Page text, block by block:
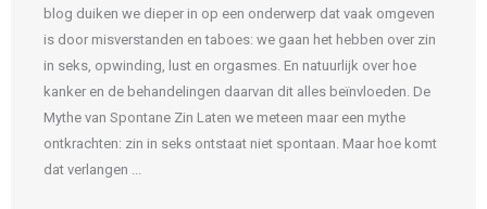
blog duiken we dieper in op een onderwerp dat vaak omgeven
is door misverstanden en taboes: we gaan het hebben over zin
in seks, opwinding, lust en orgasmes. En natuurlijk over hoe
kanker en de behandelingen daarvan dit alles beïnvloeden. De
Mythe van Spontane Zin Laten we meteen maar een mythe
ontkrachten: zin in seks ontstaat niet spontaan. Maar hoe komt
dat verlangen ...